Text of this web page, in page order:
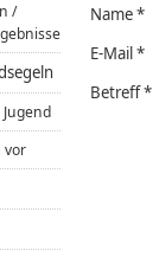
Name*
E-Mail*
Betreff*
/
vor